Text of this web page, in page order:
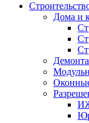
Дома и